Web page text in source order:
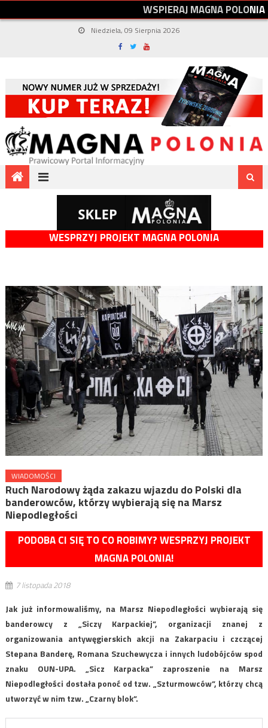
WSPIERAJMAGNAPOLONIA
Niedziela, 09 Sierpnia 2026
WESPRZYJ PROJEKT MAGNA POLONIA
WIADOMOŚCI
Ruch Narodowy żąda zakazu wjazdu do Polski dla
banderowców, którzy wybierają się na Marsz
Niepodległości
PODOBA CI SIĘ TO CO ROBIMY? WESPRZYJ PROJEKT
MAGNA POLONIA!
7 listopada 2018
Jak już informowaliśmy, na Marsz Niepodległości wybierają się
banderowcy z „Siczy Karpackiej”, organizacji znanej z
organizowania antywęgierskich akcji na Zakarpaciu i czczącej
Stepana Banderę, Romana Szuchewycza i innych ludobójców spod
znaku OUN-UPA. „Sicz Karpacka” zaproszenie na Marsz
Niepodległości dostała ponoć od tzw. „Szturmowców”, którzy chcą
utworzyć w nim tzw. „Czarny blok”.